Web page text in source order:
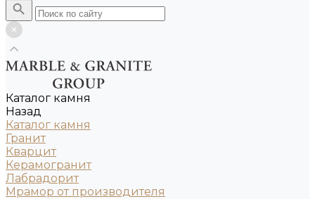
Каталог камня
Назад
Каталог камня
Гранит
Кварцит
Керамогранит
Лабрадорит
Мрамор от производителя